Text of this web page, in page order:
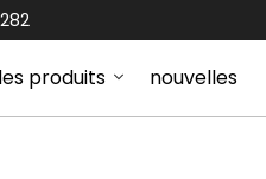
produits nouvelles